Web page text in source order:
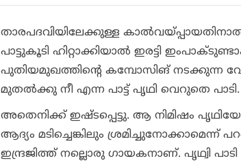
താരപദവിയിലേക്കുള്ള
പാട്ടുകൂടി ഹിറ്റാക്കിയാൽ ഇരട്ടി
പുതിയമുഖത്തിൻ്റെ കമ്പോസിങ് നടക്കുന്ന
മുതൽക്കു നീ എന്ന പാട്ട് പൃഥി വെറുതെ പാടി.
അതെനിക്ക് ഇഷ്ടപ്പെട്ടു. ആ നിമിഷം
ആദ്യം മടിച്ചെങ്കിലും ശ്രമിച്ചുനോക്കാമെന്ന്
ഇന്ദ്രജിത്ത് നല്ലൊരു ഗായകനാണ്. പൃഥ്വി